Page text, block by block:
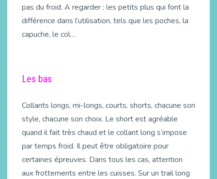
pas du froid. A regarder : les petits plus qui font la
différence dans l’utilisation, tels que les poches, la
capuche, le col…
Les bas
Collants longs, mi-longs, courts, shorts, chacune son
style, chacune son choix. Le short est agréable
quand il fait très chaud et le collant long s’impose
par temps froid. Il peut être obligatoire pour
certaines épreuves. Dans tous les cas, attention
aux frottements entre les cuisses. Sur un trail long